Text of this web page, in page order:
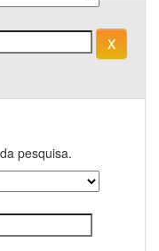
pesquisa.